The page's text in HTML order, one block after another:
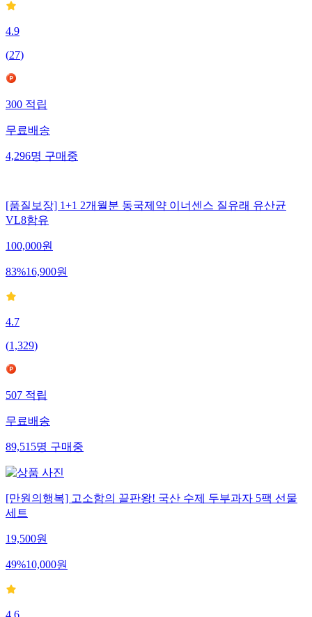
4.9
(27)
300적립
무료배송
4,296명구매중
[품질보장] 1+1 2개월분 동국제약 이너센스 질유래 유산균
VL8함유
100,000원
83%16,900원
4.7
(1,329)
507적립
무료배송
89,515명구매중
[만원의행복] 고소함의 끝판왕! 국산 수제 두부과자 5팩 선물
세트
19,500원
49%10,000원